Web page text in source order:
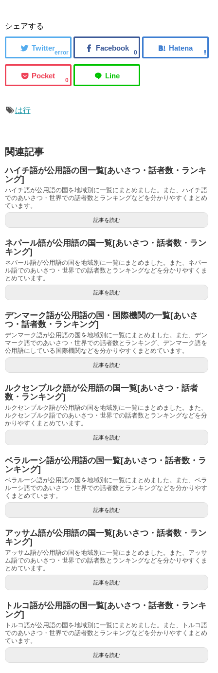
シェアする
error 0
0
は行
関連記事
ハイチ語が公用語の国一覧[あいさつ・話者数・ランキ
ング]
ハイチ語が公用語の国を地域別に一覧にまとめました。また、ハイチ語
でのあいさつ・世界での話者数とランキングなどを分かりやすくまとめ
ています。
記事を読む
ネパール語が公用語の国一覧[あいさつ・話者数・ラン
キング]
ネパール語が公用語の国を地域別に一覧にまとめました。また、ネパー
ル語でのあいさつ・世界での話者数とランキングなどを分かりやすくま
とめています。
記事を読む
デンマーク語が公用語の国・国際機関の一覧[あいさ
つ・話者数・ランキング]
デンマーク語が公用語の国を地域別に一覧にまとめました。また、デン
マーク語でのあいさつ・世界での話者数とランキング、デンマーク語を
公用語にしている国際機関などを分かりやすくまとめています。
記事を読む
ルクセンブルク語が公用語の国一覧[あいさつ・話者
数・ランキング]
ルクセンブルク語が公用語の国を地域別に一覧にまとめました。また、
ルクセンブルク語でのあいさつ・世界での話者数とランキングなどを分
かりやすくまとめています。
記事を読む
ベラルーシ語が公用語の国一覧[あいさつ・話者数・ラ
ンキング]
ベラルーシ語が公用語の国を地域別に一覧にまとめました。また、ベラ
ルーシ語でのあいさつ・世界での話者数とランキングなどを分かりやす
くまとめています。
記事を読む
アッサム語が公用語の国一覧[あいさつ・話者数・ラン
キング]
アッサム語が公用語の国を地域別に一覧にまとめました。また、アッサ
ム語でのあいさつ・世界での話者数とランキングなどを分かりやすくま
とめています。
記事を読む
トルコ語が公用語の国一覧[あいさつ・話者数・ランキ
ング]
トルコ語が公用語の国を地域別に一覧にまとめました。また、トルコ語
でのあいさつ・世界での話者数とランキングなどを分かりやすくまとめ
ています。
記事を読む